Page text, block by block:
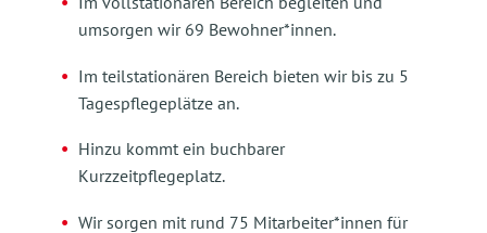
umsorgen wir 69 Bewohner*innen.
Im teilstationären Bereich bieten wir bis zu 5
Tagespflegeplätze an.
Hinzu kommt ein buchbarer
Kurzzeitpflegeplatz.
Wir sorgen mit rund 75 Mitarbeiter*innen für